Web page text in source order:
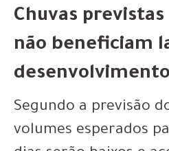
Chuvas previstas
não beneficiam
desenvolvimento
Segundo a previsão
volumes esperados